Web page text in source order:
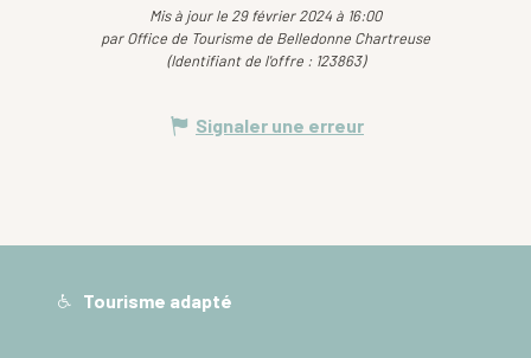
Mis à jour le 29 février 2024 à 16:00
par Office de Tourisme de Belledonne Chartreuse
(Identifiant de l'offre : 123863)
Signaler une erreur
Tourisme adapté